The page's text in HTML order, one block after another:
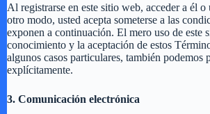
Al registrarse en este sitio web, acceder a él
otro modo, usted acepta someterse a las
exponen a continuación. El mero uso de este
conocimiento y la aceptación de estos
algunos casos particulares, también podemos
explícitamente.
3. Comunicación electrónica